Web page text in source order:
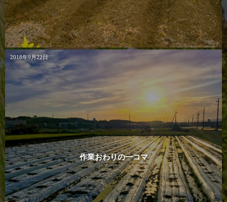
2018年9月22日
作業おわりの一コマ